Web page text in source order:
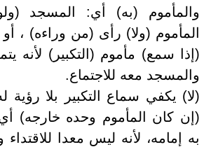
والمأموم (به) أي: المسجد
المأموم (ولا) رأى (من وراءه) ، أو
(إذا سمع) مأموم (التكبير) لأنه
والمسجد معه للاجتماع.
(لا) يكفي سماع التكبير بلا رؤية
(إن كان المأموم وحده خارجه)
به إمامه، لأنه ليس معدا